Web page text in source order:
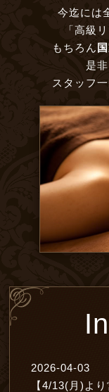
今迄には
「高級
もちろん
是
スタッフ
2026-04-03
【4/13(月)よ